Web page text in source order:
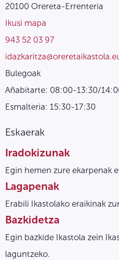
20100 Orereta-Errenteria
Ikusi mapa
943 52 03 97
Bulegoak
Añabitarte: 08:00-13:30/
Esmalteria: 15:30-17:30
Eskaerak
Iradokizunak
Egin hemen zure ekarpenak
Lagapenak
Erabili Ikastolako eraikinak
Bazkidetza
Egin bazkide Ikastola zein
laguntzeko.